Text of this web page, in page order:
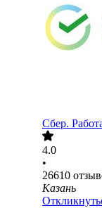
Сбер.
4.0
•
26610
Казань